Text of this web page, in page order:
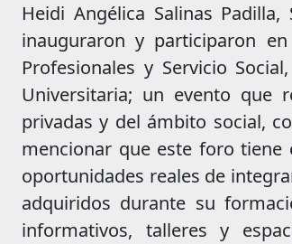
Heidi Angélica Salinas
inauguraron y participaron
Profesionales y Servicio
Universitaria; un evento que
privadas y del ámbito social,
mencionar que este foro
oportunidades reales de
adquiridos durante su
informativos, talleres y